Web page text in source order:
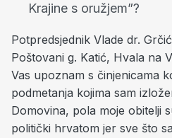
Krajine s oružjem”?
Potpredsjednik Vlade dr.
Poštovani g. Katić, Hvala na
Vas upoznam s činjenicama
podmetanja kojima sam
Domovina, pola moje obitelji
politički hrvatom jer sve što